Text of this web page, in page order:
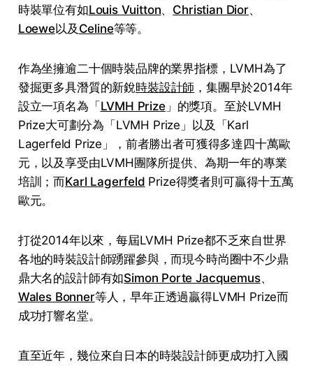
時裝單位有如Louis Vuitton、 Christian Dior、
Loewe以及 Celine等等。
作為坐擁逾二十個時裝品牌的業界指標，LVMH為了
發掘更多具潛質的新銳時裝設計師 ，集團早於2014年
設立一項名為「LVMH Prize」的獎項。至於LVMH
Prize大可劃分為「LVMH Prize」以及「Karl
Lagerfeld Prize」，前者勝出者可獲得多達四十萬歐
元，以及享受由LVMH團隊所提供、為期一年的專業
培訓；而Karl Lagerfeld Prize得獎者則可贏得十五萬
歐元。
打從2014年以來，每屆LVMH Prize都不乏來自世界
各地的時裝設計師踴躍參與，而現今時尚圈中不少鼎
鼎大名的設計師有如Simon Porte Jacquemus、
Wales Bonner等人，早年正透過贏得LVMH Prize而
成功打響名堂。
直至近年，幾位來自日本的時裝設計師更成功打入國